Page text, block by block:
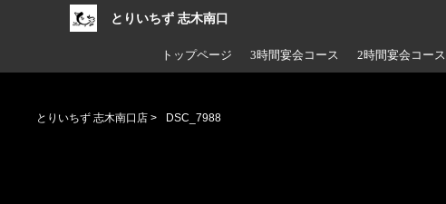
とりいちず 志木南口
トップページ 3時間宴会コース 2時間宴会コース
とりいちず 志木南口店 > DSC_7988